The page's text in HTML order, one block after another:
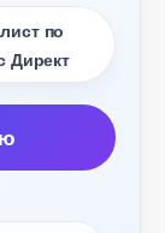
по
Директ